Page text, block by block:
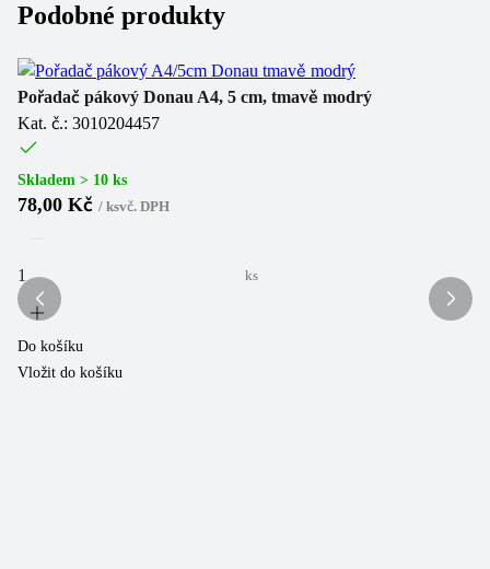
Podobné produkty
Pořadač pákový Donau A4, 5 cm, tmavě modrý
Kat. č.: 3010204457
Skladem > 10 ks
78,00 Kč / ksvč. DPH
ks
Do košíku
Vložit do košíku